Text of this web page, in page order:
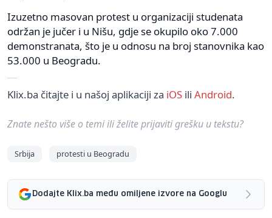
Izuzetno masovan protest u organizaciji studenata
održan je jučer i u Nišu, gdje se okupilo oko 7.000
demonstranata, što je u odnosu na broj stanovnika kao
53.000 u Beogradu.
Klix.ba čitajte i u našoj aplikaciji za iOS ili Android.
Znate nešto više o temi ili želite prijaviti grešku u tekstu?
Srbija protesti u Beogradu
Dodajte Klix.ba među omiljene izvore na Googlu